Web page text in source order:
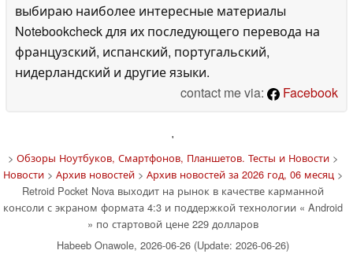
выбираю наиболее интересные материалы
Notebookcheck для их последующего перевода на
французский, испанский, португальский,
нидерландский и другие языки.
contact me via:
Facebook
'
> Обзоры Ноутбуков, Смартфонов, Планшетов. Тесты и Новости>
Новости> Архив новостей> Архив новостей за 2026 год, 06 месяц >
Retroid Pocket Nova выходит на рынок в качестве карманной
консоли с экраном формата 4:3 и поддержкой технологии « Android
» по стартовой цене 229 долларов
Habeeb Onawole, 2026-06-26 (Update: 2026-06-26)